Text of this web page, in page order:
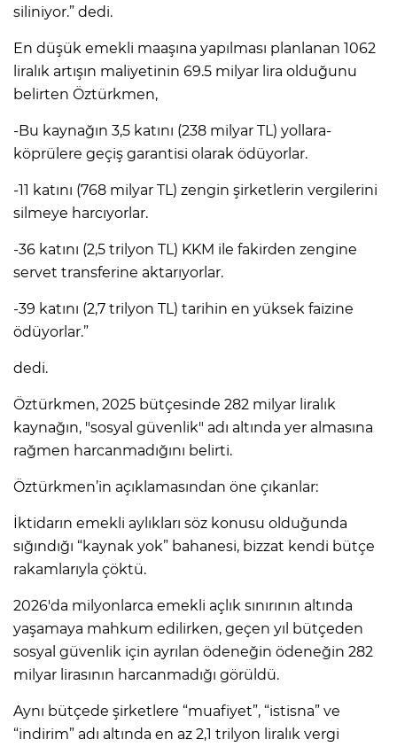
siliniyor.” dedi.
En düşük emekli maaşına yapılması planlanan 1062
liralık artışın maliyetinin 69.5 milyar lira olduğunu
belirten Öztürkmen,
-⁠Bu kaynağın 3,5 katını (238 milyar TL) yollara-
köprülere geçiş garantisi olarak ödüyorlar.
-11 katını (768 milyar TL) zengin şirketlerin vergilerini
silmeye harcıyorlar.
-36 katını (2,5 trilyon TL) KKM ile fakirden zengine
servet transferine aktarıyorlar.
-39 katını (2,7 trilyon TL) tarihin en yüksek faizine
ödüyorlar.”
dedi.
Öztürkmen, 2025 bütçesinde 282 milyar liralık
kaynağın, "sosyal güvenlik" adı altında yer almasına
rağmen harcanmadığını belirti.
Öztürkmen’in açıklamasından öne çıkanlar:
İktidarın emekli aylıkları söz konusu olduğunda
sığındığı “kaynak yok” bahanesi, bizzat kendi bütçe
rakamlarıyla çöktü.
2026'da milyonlarca emekli açlık sınırının altında
yaşamaya mahkum edilirken, geçen yıl bütçeden
sosyal güvenlik için ayrılan ödeneğin ödeneğin 282
milyar lirasının harcanmadığı görüldü.
Aynı bütçede şirketlere “muafiyet”, “istisna” ve
“indirim” adı altında en az 2,1 trilyon liralık vergi